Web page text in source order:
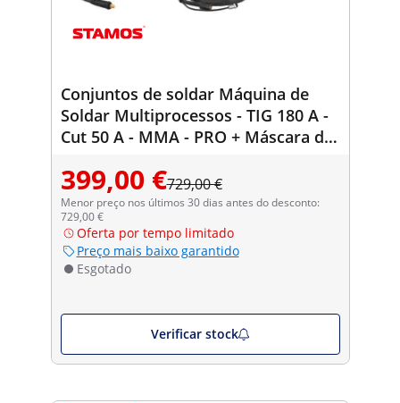
Conjuntos de soldar Máquina de
Soldar Multiprocessos - TIG 180 A -
Cut 50 A - MMA - PRO + Máscara de
PROFESSIONAL
399,00 €729,00 €
Menor preço nos últimos 30 dias antes do desconto:
729,00 €
Oferta por tempo limitado
Preço mais baixo garantido
Esgotado
Verificar stock